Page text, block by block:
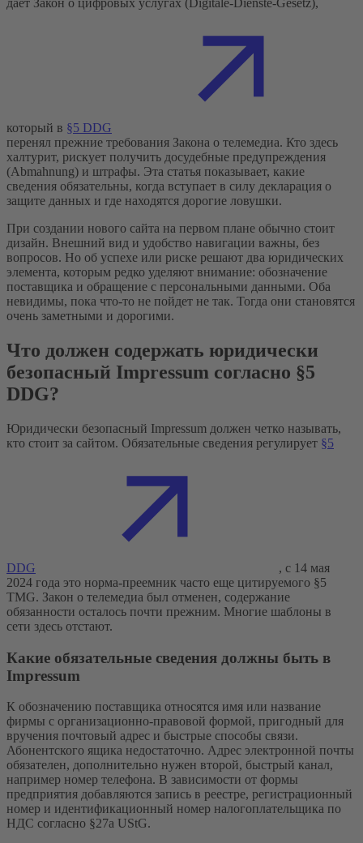
дает Закон о цифровых услугах (Digitale-Dienste-Gesetz),
который в §5 DDG
перенял прежние требования Закона о телемедиа. Кто здесь
халтурит, рискует получить досудебные предупреждения
(Abmahnung) и штрафы. Эта статья показывает, какие
сведения обязательны, когда вступает в силу декларация о
защите данных и где находятся дорогие ловушки.
При создании нового сайта на первом плане обычно стоит
дизайн. Внешний вид и удобство навигации важны, без
вопросов. Но об успехе или риске решают два юридических
элемента, которым редко уделяют внимание: обозначение
поставщика и обращение с персональными данными. Оба
невидимы, пока что-то не пойдет не так. Тогда они становятся
очень заметными и дорогими.
Что должен содержать юридически
безопасный Impressum согласно §5
DDG?
Юридически безопасный Impressum должен четко называть,
кто стоит за сайтом. Обязательные сведения регулирует §5
DDG
, с 14 мая
2024 года это норма-преемник часто еще цитируемого §5
TMG. Закон о телемедиа был отменен, содержание
обязанности осталось почти прежним. Многие шаблоны в
сети здесь отстают.
Какие обязательные сведения должны быть в
Impressum
К обозначению поставщика относятся имя или название
фирмы с организационно-правовой формой, пригодный для
вручения почтовый адрес и быстрые способы связи.
Абонентского ящика недостаточно. Адрес электронной почты
обязателен, дополнительно нужен второй, быстрый канал,
например номер телефона. В зависимости от формы
предприятия добавляются запись в реестре, регистрационный
номер и идентификационный номер налогоплательщика по
НДС согласно §27a UStG.